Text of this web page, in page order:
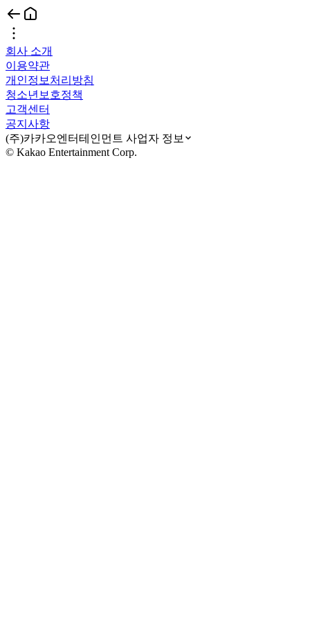
회사 소개
이용약관
개인정보처리방침
청소년보호정책
고객센터
공지사항
(주)카카오엔터테인먼트 사업자 정보
© Kakao Entertainment Corp.